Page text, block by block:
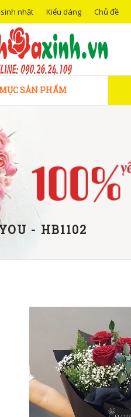
nhật Kiểu dáng Chủ đề
SẢN PHẨM
- HB1102